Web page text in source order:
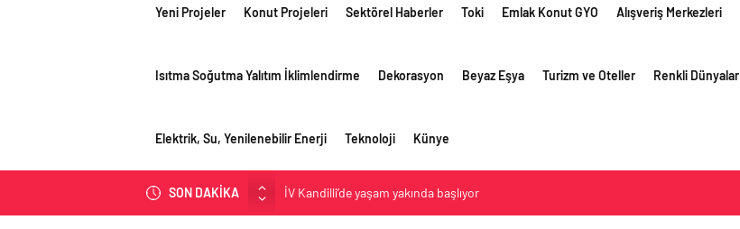
Yeni Projeler Konut Projeleri Sektörel Haberler Toki Emlak Konut GYO Alışveriş Merkezleri
Isıtma Soğutma Yalıtım İklimlendirme Dekorasyon Beyaz Eşya Turizm ve Oteller Renkli Dünyalar
Elektrik, Su, Yenilenebilir Enerji Teknoloji Künye
SON DAKİKA
İV Kandilli’de yaşam yakında başlıyor
OYAK Çimento, jeopolitik risklere ve maliyet baskısına rağmen 2026’nın ikinci
çeyreğinde olumlu performansını sürdürdü